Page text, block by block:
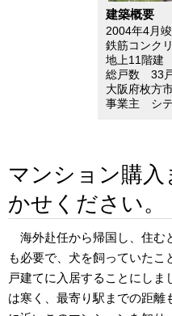
建築概要
2004年4月
鉄筋コンク
地上11階建
総戸数 33
大阪府枚方
事業主 シテ
マンション購
かせください。
海外赴任から帰国し、住む
も必要で、犬を飼っていた
戸建てに入居することにし
は寒く、最寄り駅までの距離